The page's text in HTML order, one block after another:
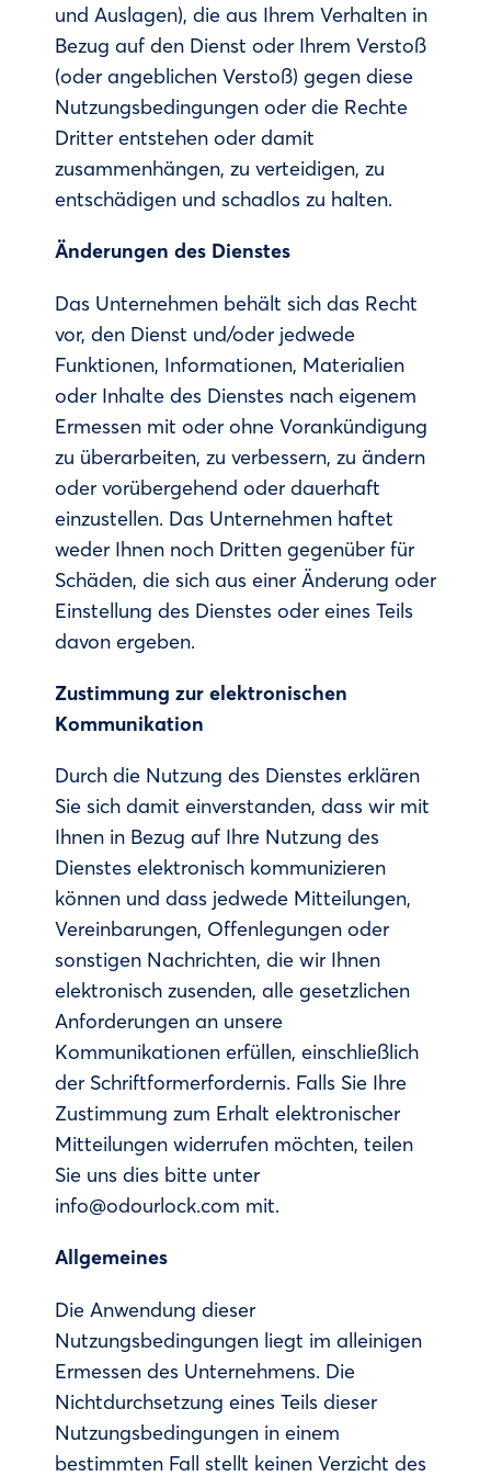
und Auslagen), die aus Ihrem Verhalten in
Bezug auf den Dienst oder Ihrem Verstoß
(oder angeblichen Verstoß) gegen diese
Nutzungsbedingungen oder die Rechte
Dritter entstehen oder damit
zusammenhängen, zu verteidigen, zu
entschädigen und schadlos zu halten.
Änderungen des Dienstes
Das Unternehmen behält sich das Recht
vor, den Dienst und/oder jedwede
Funktionen, Informationen, Materialien
oder Inhalte des Dienstes nach eigenem
Ermessen mit oder ohne Vorankündigung
zu überarbeiten, zu verbessern, zu ändern
oder vorübergehend oder dauerhaft
einzustellen. Das Unternehmen haftet
weder Ihnen noch Dritten gegenüber für
Schäden, die sich aus einer Änderung oder
Einstellung des Dienstes oder eines Teils
davon ergeben.
Zustimmung zur elektronischen
Kommunikation
Durch die Nutzung des Dienstes erklären
Sie sich damit einverstanden, dass wir mit
Ihnen in Bezug auf Ihre Nutzung des
Dienstes elektronisch kommunizieren
können und dass jedwede Mitteilungen,
Vereinbarungen, Offenlegungen oder
sonstigen Nachrichten, die wir Ihnen
elektronisch zusenden, alle gesetzlichen
Anforderungen an unsere
Kommunikationen erfüllen, einschließlich
der Schriftformerfordernis. Falls Sie Ihre
Zustimmung zum Erhalt elektronischer
Mitteilungen widerrufen möchten, teilen
Sie uns dies bitte unter
info@odourlock.com mit.
Allgemeines
Die Anwendung dieser
Nutzungsbedingungen liegt im alleinigen
Ermessen des Unternehmens. Die
Nichtdurchsetzung eines Teils dieser
Nutzungsbedingungen in einem
bestimmten Fall stellt keinen Verzicht des